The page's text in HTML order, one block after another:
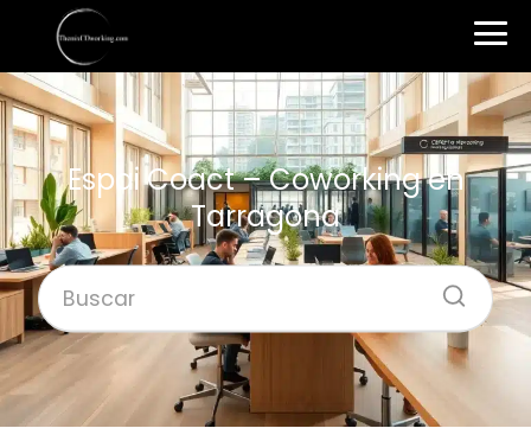
Espai Coact – Coworking en
Tarragona